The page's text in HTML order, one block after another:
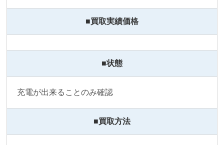
■買取実績価格
■状態
充電が出来ることのみ確認
■買取方法